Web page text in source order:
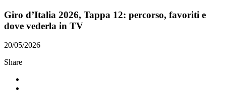
Giro d’Italia 2026, Tappa 12: percorso, favoriti e
dove vederla in TV
20/05/2026
Share